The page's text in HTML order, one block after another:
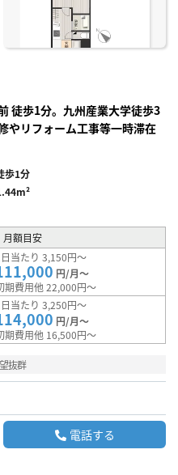
徒歩1分。九州産業大学徒歩3
やリフォーム工事等一時滞在
歩1分
月額目安
当たり 3,150円～
円/月～
期費用他 22,000円～
当たり 3,250円～
円/月～
期費用他 16,500円～
抜群
電話する